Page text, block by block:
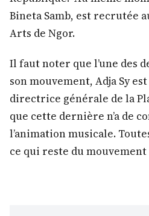
Bineta Samb, est recrutée
Arts de Ngor.
Il faut noter que l’une des
son mouvement, Adja Sy
directrice générale de la
que cette dernière n’a de
l’animation musicale.
ce qui reste du